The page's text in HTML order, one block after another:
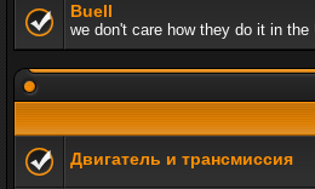
Buell
we don't care how they do it in the
Двигатель и трансмиссия